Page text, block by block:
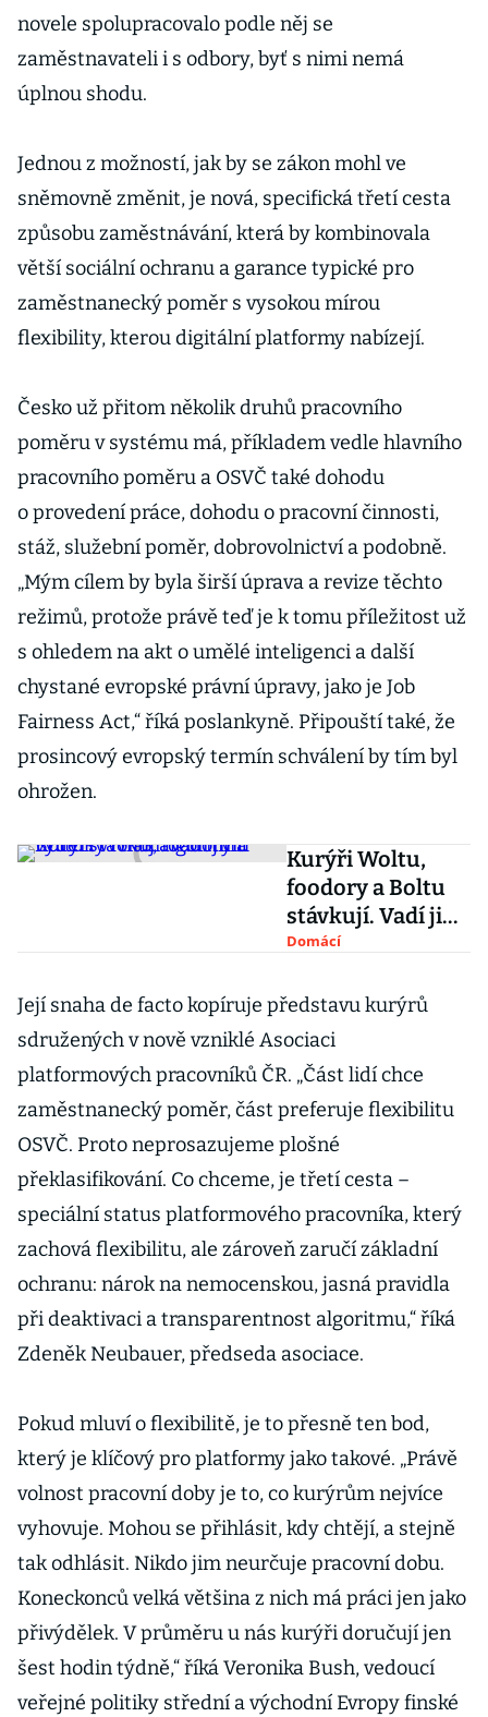
novele spolupracovalo podle něj se
zaměstnavateli i s odbory, byť s nimi nemá
úplnou shodu.
Jednou z možností, jak by se zákon mohl ve
sněmovně změnit, je nová, specifická třetí cesta
způsobu zaměstnávání, která by kombinovala
větší sociální ochranu a garance typické pro
zaměstnanecký poměr s vysokou mírou
flexibility, kterou digitální platformy nabízejí.
Česko už přitom několik druhů pracovního
poměru v systému má, příkladem vedle hlavního
pracovního poměru a OSVČ také dohodu
o provedení práce, dohodu o pracovní činnosti,
stáž, služební poměr, dobrovolnictví a podobně.
„Mým cílem by byla širší úprava a revize těchto
režimů, protože právě teď je k tomu příležitost už
s ohledem na akt o umělé inteligenci a další
chystané evropské právní úpravy, jako je Job
Fairness Act,“ říká poslankyně. Připouští také, že
prosincový evropský termín schválení by tím byl
ohrožen.
Kurýři Woltu,
foodory a Boltu
stávkují. Vadí jim
výdělky i tlak
Domácí
Její snaha de facto kopíruje představu kurýrů
sdružených v nově vzniklé Asociaci
platformových pracovníků ČR. „Část lidí chce
zaměstnanecký poměr, část preferuje flexibilitu
OSVČ. Proto neprosazujeme plošné
překlasifikování. Co chceme, je třetí cesta –
speciální status platformového pracovníka, který
zachová flexibilitu, ale zároveň zaručí základní
ochranu: nárok na nemocenskou, jasná pravidla
při deaktivaci a transparentnost algoritmu,“ říká
Zdeněk Neubauer, předseda asociace.
Pokud mluví o flexibilitě, je to přesně ten bod,
který je klíčový pro platformy jako takové. „Právě
volnost pracovní doby je to, co kurýrům nejvíce
vyhovuje. Mohou se přihlásit, kdy chtějí, a stejně
tak odhlásit. Nikdo jim neurčuje pracovní dobu.
Koneckonců velká většina z nich má práci jen jako
přivýdělek. V průměru u nás kurýři doručují jen
šest hodin týdně,“ říká Veronika Bush, vedoucí
veřejné politiky střední a východní Evropy finské